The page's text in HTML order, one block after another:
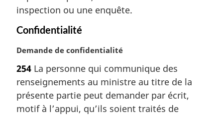
n
l
:
inspection ou une enquête.
Confidentialité
N
t
e
m
a
Demande de confidentialité
254 La personne qui communique des
renseignements au ministre au titre de la
présente partie peut demander par écrit,
motif à l’appui, qu’ils soient traités de